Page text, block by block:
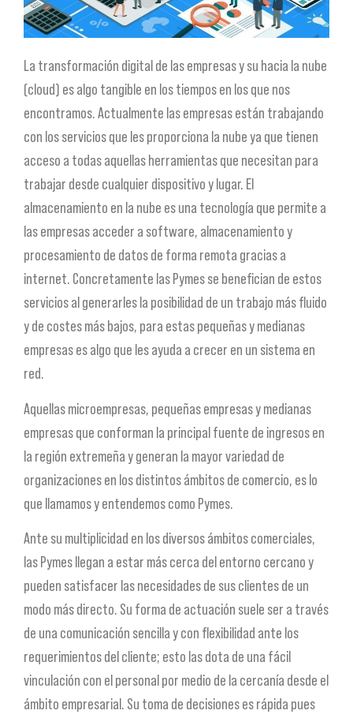
La transformación digital de las empresas y su hacia la nube
(cloud) es algo tangible en los tiempos en los que nos
encontramos. Actualmente las empresas están trabajando
con los servicios que les proporciona la nube ya que tienen
acceso a todas aquellas herramientas que necesitan para
trabajar desde cualquier dispositivo y lugar. El
almacenamiento en la nube es una tecnología que permite a
las empresas acceder a software, almacenamiento y
procesamiento de datos de forma remota gracias a
internet. Concretamente las Pymes se benefician de estos
servicios al generarles la posibilidad de un trabajo más fluido
y de costes más bajos, para estas pequeñas y medianas
empresas es algo que les ayuda a crecer en un sistema en
red.
Aquellas microempresas, pequeñas empresas y medianas
empresas que conforman la principal fuente de ingresos en
la región extremeña y generan la mayor variedad de
organizaciones en los distintos ámbitos de comercio, es lo
que llamamos y entendemos como Pymes.
Ante su multiplicidad en los diversos ámbitos comerciales,
las Pymes llegan a estar más cerca del entorno cercano y
pueden satisfacer las necesidades de sus clientes de un
modo más directo. Su forma de actuación suele ser a través
de una comunicación sencilla y con flexibilidad ante los
requerimientos del cliente; esto las dota de una fácil
vinculación con el personal por medio de la cercanía desde el
ámbito empresarial. Su toma de decisiones es rápida pues